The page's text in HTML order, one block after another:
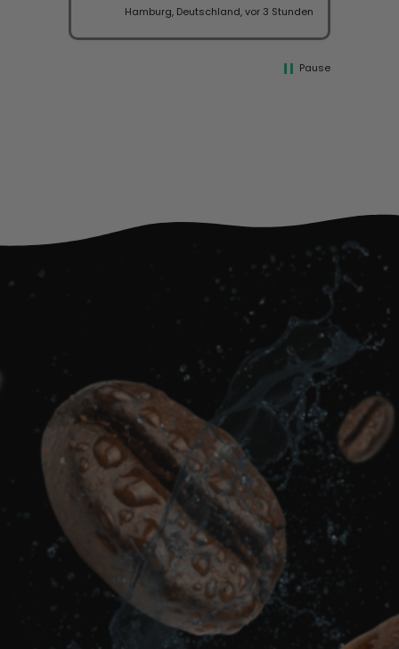
Hamburg, Deutschland, vor 3 Stunden
Pause